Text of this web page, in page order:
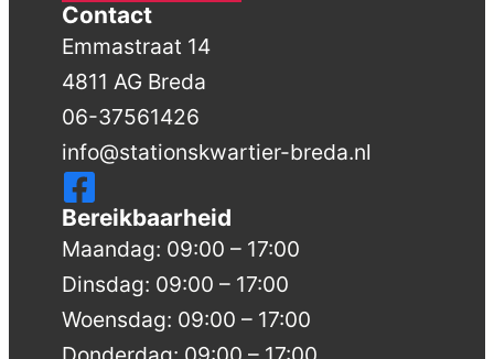
Contact
Emmastraat 14
4811 AG Breda
06-37561426
info@stationskwartier-breda.nl
Bereikbaarheid
Maandag: 09:00 – 17:00
Dinsdag: 09:00 – 17:00
Woensdag: 09:00 – 17:00